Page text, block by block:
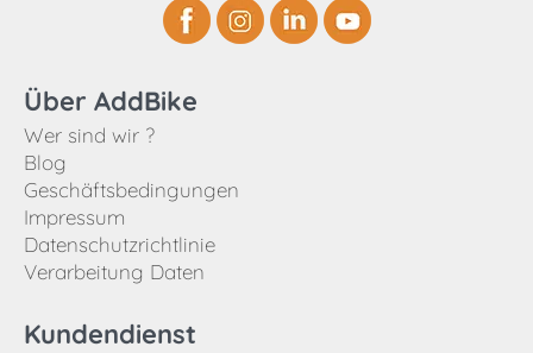
Über AddBike
Wer sind wir ?
Blog
Geschäftsbedingungen
Impressum
Datenschutzrichtlinie
Verarbeitung Daten
Kundendienst